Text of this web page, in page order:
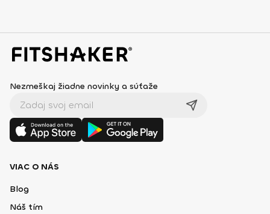
Nezmeškaj žiadne novinky a súťaže
VIAC O NÁS
Blog
Náš tím